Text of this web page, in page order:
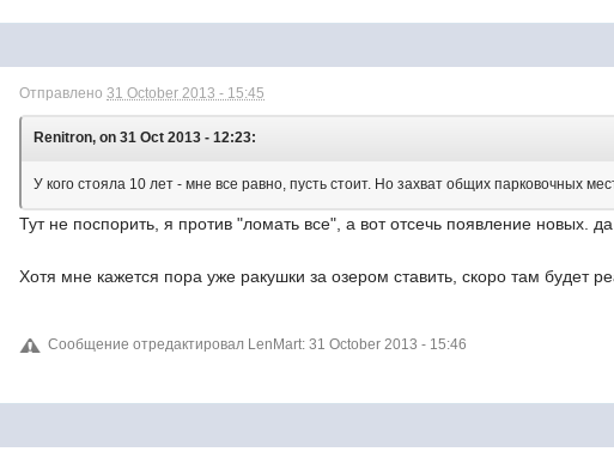
Отправлено31 October 2013 - 15:45
Renitron, on 31 Oct 2013 - 12:23:
У кого стояла 10 лет - мне все равно, пусть стоит. Но захват общих парковочных
Тут не поспорить, я против "ломать все", а вот отсечь появление новых.
Хотя мне кажется пора уже ракушки за озером ставить, скоро там будет
Сообщение отредактировал LenMart: 31 October 2013 - 15:46